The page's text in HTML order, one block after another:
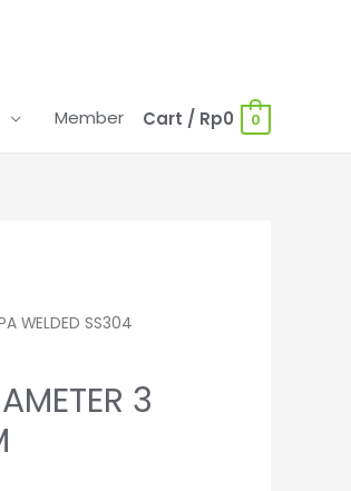
Member Cart / Rp0 0
WELDED SS304
3